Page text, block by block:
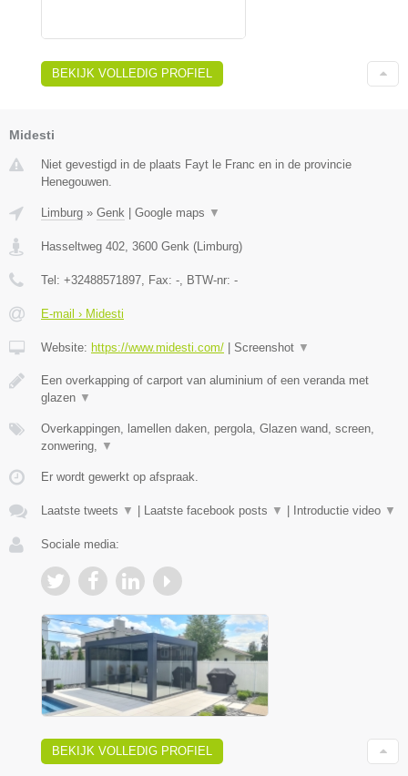
BEKIJK VOLLEDIG PROFIEL
Midesti
Niet gevestigd in de plaats Fayt le Franc en in de provincie
Henegouwen.
Limburg » Genk Google maps ▼
Hasseltweg 402, 3600 Genk (Limburg)
Tel: +32488571897, Fax: -, BTW-nr: -
E-mail › Midesti
Website: https://www.midesti.com/ Screenshot ▼
Een overkapping of carport van aluminium of een veranda met
glazen ▼
Overkappingen, lamellen daken, pergola, Glazen wand, screen,
zonwering, ▼
Er wordt gewerkt op afspraak.
Laatste tweets ▼ Laatste facebook posts ▼ Introductie video ▼
Sociale media:
BEKIJK VOLLEDIG PROFIEL